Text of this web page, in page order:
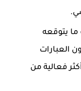
ما يتوقعه
العبارات
فعالية من